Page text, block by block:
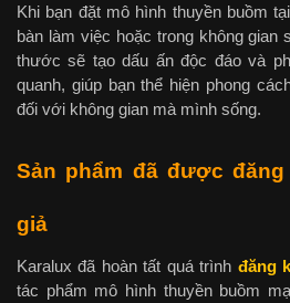
Khi bạn đặt mô hình thuyền buồm
bàn làm việc hoặc trong không gian
thước sẽ tạo dấu ấn độc đáo và
quanh, giúp bạn thể hiện phong
đối với không gian mà mình sống.
Sản phẩm đã được
giả
Karalux đã hoàn tất quá trình đăng
tác phẩm mô hình thuyền buồm